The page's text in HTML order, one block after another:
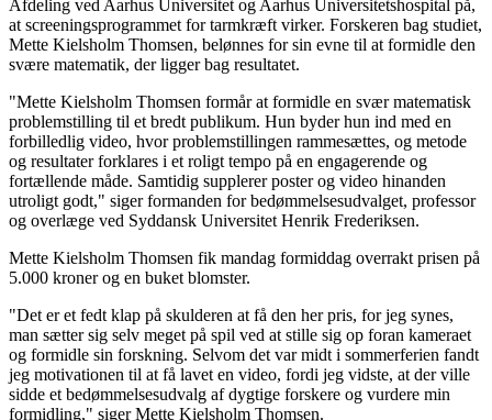
Afdeling ved Aarhus Universitet og Aarhus Universitetshospital på,
at screeningsprogrammet for tarmkræft virker. Forskeren bag studiet,
Mette Kielsholm Thomsen, belønnes for sin evne til at formidle den
svære matematik, der ligger bag resultatet.
"Mette Kielsholm Thomsen formår at formidle en svær matematisk
problemstilling til et bredt publikum. Hun byder hun ind med en
forbilledlig video, hvor problemstillingen rammesættes, og metode
og resultater forklares i et roligt tempo på en engagerende og
fortællende måde. Samtidig supplerer poster og video hinanden
utroligt godt," siger formanden for bedømmelsesudvalget, professor
og overlæge ved Syddansk Universitet Henrik Frederiksen.
Mette Kielsholm Thomsen fik mandag formiddag overrakt prisen på
5.000 kroner og en buket blomster.
"Det er et fedt klap på skulderen at få den her pris, for jeg synes,
man sætter sig selv meget på spil ved at stille sig op foran kameraet
og formidle sin forskning. Selvom det var midt i sommerferien fandt
jeg motivationen til at få lavet en video, fordi jeg vidste, at der ville
sidde et bedømmelsesudvalg af dygtige forskere og vurdere min
formidling," siger Mette Kielsholm Thomsen.